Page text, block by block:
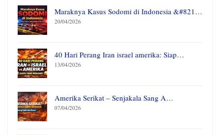
Maraknya Kasus Sodomi di Indonesia &#821…
20/04/2026
40 Hari Perang Iran israel amerika: Siap…
13/04/2026
Amerika Serikat – Senjakala Sang A…
07/04/2026